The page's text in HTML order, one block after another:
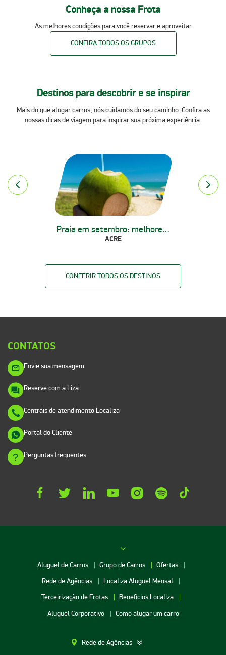
Conheça a nossa Frota
As melhores condições para você reservar e aproveitar
CONFIRA TODOS OS GRUPOS
Destinos para descobrir e se inspirar
Mais do que alugar carros, nós cuidamos do seu caminho. Confira as
nossas dicas de viagem para inspirar sua próxima experiência.
Praia em setembro: melhores dicas
ACRE
CONFERIR TODOS OS DESTINOS
CONTATOS
Envie sua mensagem
Reserve com a Liza
Centrais de atendimento Localiza
Portal do Cliente
Perguntas frequentes
Aluguel de Carros Grupo de Carros
Ofertas
Rede de Agências
Localiza Aluguel Mensal
Terceirização de Frotas
Benefícios Localiza
Aluguel Corporativo
Como alugar um carro
Rede de Agências